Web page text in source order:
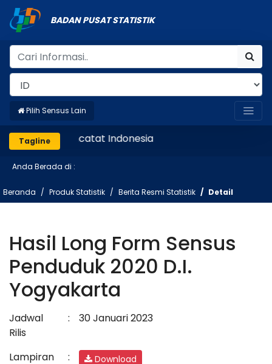
BADAN PUSAT STATISTIK
Pilih Sensus Lain
Tagline Mencatat Indonesia
Anda Berada di :
Beranda Produk Statistik Berita Resmi Statistik Detail
Hasil Long Form Sensus
Penduduk 2020 D.I.
Yogyakarta
Jadwal
Rilis
: 30 Januari 2023
Lampiran : Download